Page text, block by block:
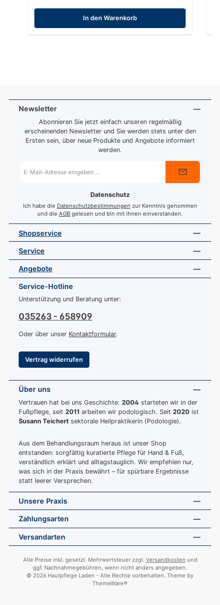
In den Warenkorb
Newsletter
Abonnieren Sie jetzt einfach unseren regelmäßig
erscheinenden Newsletter und Sie werden stets unter den
Ersten sein, über neue Produkte und Angebote informiert
werden.
Mail-
Datenschutz
Ich habe die Datenschutzbestimmungen zur Kenntnis genommen
und die AGB gelesen und bin mit ihnen einverstanden.
Shopservice
Service
Angebote
Service-Hotline
Unterstützung und Beratung unter:
035263 - 658909
Oder über unser Kontaktformular.
Vertrag widerrufen
Über uns
Vertrauen hat bei uns Geschichte: 2004 starteten wir in der
Fußpflege, seit 2011 arbeiten wir podologisch. Seit 2020 ist
Susann Teichert sektorale Heilpraktikerin (Podologie).
Aus dem Behandlungsraum heraus ist unser Shop
entstanden: sorgfältig kuratierte Pflege für Hand & Fuß,
verständlich erklärt und alltagstauglich. Wir empfehlen nur,
was sich in der Praxis bewährt – für spürbare Ergebnisse
statt leerer Versprechen.
Unsere Praxis
Zahlungsarten
Versandarten
Alle Preise inkl. gesetzl. Mehrwertsteuer zzgl. Versandkosten und
ggf. Nachnahmegebühren, wenn nicht anders angegeben.
© 2026 Hautpflege Laden - Alle Rechte vorbehalten. Theme by
ThemeWare®